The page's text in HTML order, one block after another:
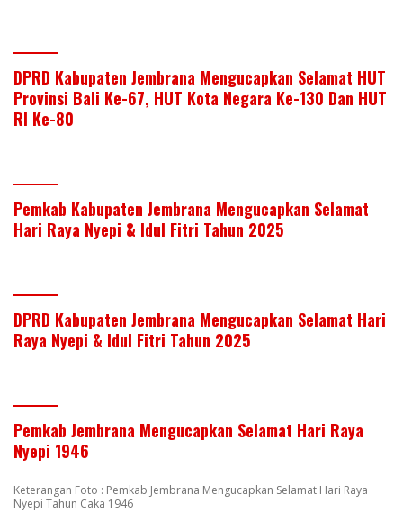
DPRD Kabupaten Jembrana Mengucapkan Selamat HUT
Provinsi Bali Ke-67, HUT Kota Negara Ke-130 Dan HUT
RI Ke-80
Pemkab Kabupaten Jembrana Mengucapkan Selamat
Hari Raya Nyepi & Idul Fitri Tahun 2025
DPRD Kabupaten Jembrana Mengucapkan Selamat Hari
Raya Nyepi & Idul Fitri Tahun 2025
Pemkab Jembrana Mengucapkan Selamat Hari Raya
Nyepi 1946
Keterangan Foto : Pemkab Jembrana Mengucapkan Selamat Hari Raya
Nyepi Tahun Caka 1946